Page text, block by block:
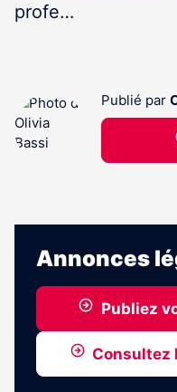
profe…
Publié par
Annonces
Publiez
Consultez